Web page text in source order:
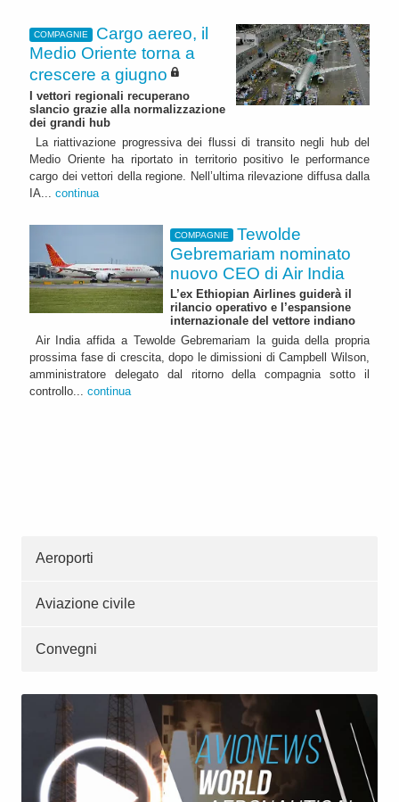
COMPAGNIE
Cargo aereo, il
Medio Oriente torna a
crescere a giugno
I vettori regionali recuperano
slancio grazie alla normalizzazione
dei grandi hub
La riattivazione progressiva dei flussi di transito negli hub del
Medio Oriente ha riportato in territorio positivo le performance
cargo dei vettori della regione. Nell’ultima rilevazione diffusa dalla
IA... continua
COMPAGNIE
Tewolde
Gebremariam nominato
nuovo CEO di Air India
L’ex Ethiopian Airlines guiderà il
rilancio operativo e l’espansione
internazionale del vettore indiano
Air India affida a Tewolde Gebremariam la guida della propria
prossima fase di crescita, dopo le dimissioni di Campbell Wilson,
amministratore delegato dal ritorno della compagnia sotto il
controllo... continua
Aeroporti
Aviazione civile
Convegni